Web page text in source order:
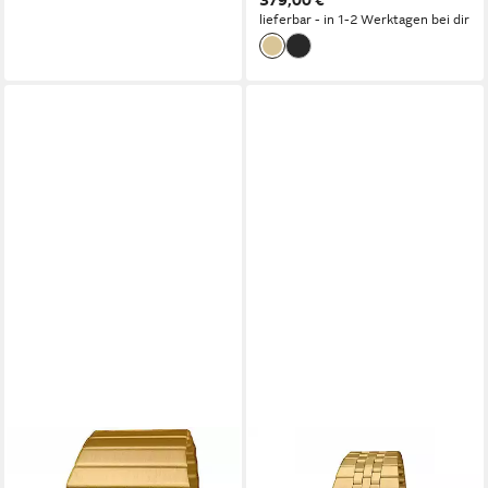
lieferbar - in 1-2 Werktagen bei dir
CASIO VINTAGE
Chronograph A700WEVG-
CASIO VINTAGE
Chronograph A1000G-9EF,